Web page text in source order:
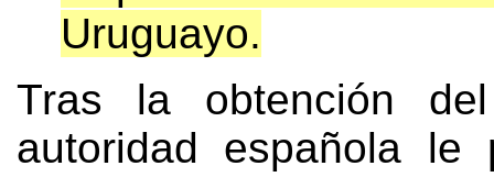
Uruguayo.
Tras la obtención
autoridad española